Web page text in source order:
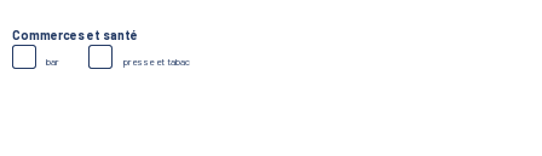
Commerces et santé
bar presse et tabac